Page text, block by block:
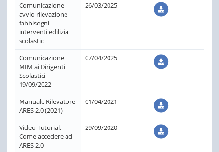
Comunicazione
avvio rilevazione
fabbisogni
interventi edilizia
scolastic
26/03/2025
Comunicazione
MIM ai Dirigenti
Scolastici
19/09/2022
07/04/2025
Manuale Rilevatore
ARES 2.0 (2021)
01/04/2021
Video Tutorial:
Come accedere ad
ARES 2.0
29/09/2020